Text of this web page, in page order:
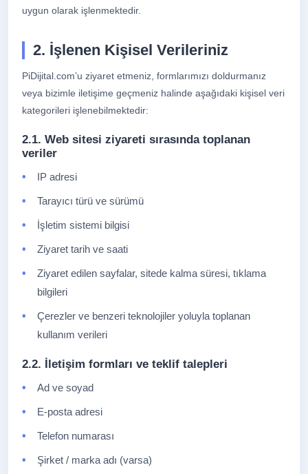
uygun olarak işlenmektedir.
2. İşlenen Kişisel Verileriniz
PiDijital.com’u ziyaret etmeniz, formlarımızı doldurmanız
veya bizimle iletişime geçmeniz halinde aşağıdaki kişisel veri
kategorileri işlenebilmektedir:
2.1. Web sitesi ziyareti sırasında toplanan
veriler
IP adresi
Tarayıcı türü ve sürümü
İşletim sistemi bilgisi
Ziyaret tarih ve saati
Ziyaret edilen sayfalar, sitede kalma süresi, tıklama
bilgileri
Çerezler ve benzeri teknolojiler yoluyla toplanan
kullanım verileri
2.2. İletişim formları ve teklif talepleri
Ad ve soyad
E-posta adresi
Telefon numarası
Şirket / marka adı (varsa)